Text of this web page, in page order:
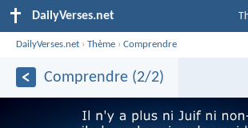
DailyVerses.net
DailyVerses.net ›Thème ›Comprendre
Comprendre (2/2)